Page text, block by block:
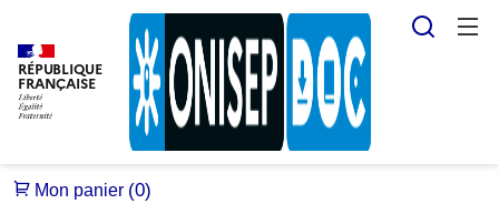
RÉPUBLIQUE
FRANÇAISE